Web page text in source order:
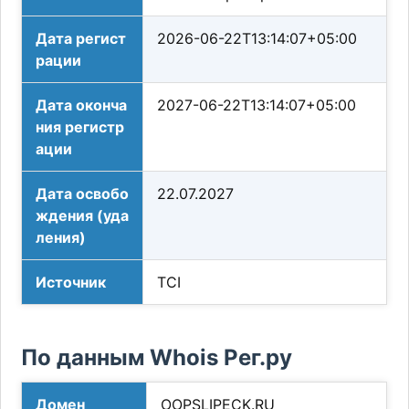
Дата регист
рации
2026-06-22T13:14:07+05:00
Дата оконча
ния регистр
ации
2027-06-22T13:14:07+05:00
Дата освобо
ждения (уда
ления)
22.07.2027
Источник TCI
По данным Whois Рег.ру
Домен OOPSLIPECK.RU